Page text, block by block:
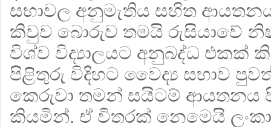
සභාවල අනුමැතිය සහිත
කිවුව බොරුව තමයි රුසියාවේ
විශ්ව විද්‍යාලයට අනුබද්ධ එකක්
පිළිතුරු විදිහට වෛද්‍ය සභාව
කෙරුවා තමන් සයිටම් ආයතනය
කියමින්. ඒ විතරක් නෙමෙයි